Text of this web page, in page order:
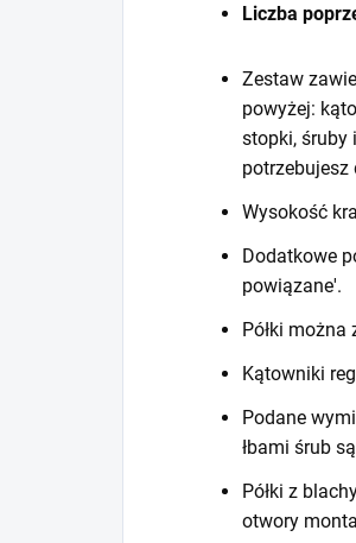
Liczba
Zestaw
powyżej:
stopki, śruby
potrzebujesz
Wysokość
Dodatkowe
powiązane'.
Półki
Kątowniki
Podane
łbami śrub
Półki z
otwory